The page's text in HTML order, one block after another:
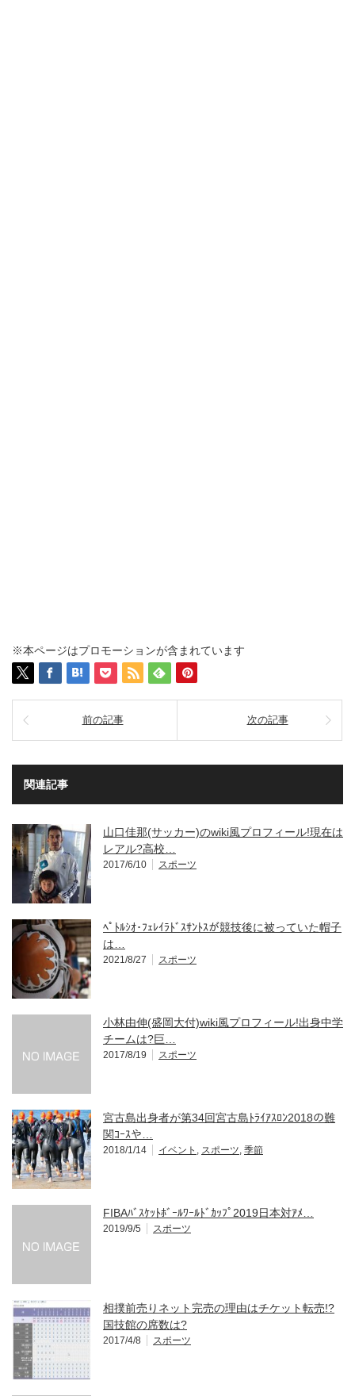
※本ページはプロモーションが含まれています
前の記事 次の記事
関連記事
山口佳那(サッカー)のwiki風プロフィール!現在は
レアル?高校…
2017/6/10 スポーツ
ﾍﾟﾄﾙｼｵ･ﾌｪﾚｲﾗﾄﾞｽｻﾝﾄｽが競技後に被っていた帽子
は…
2021/8/27 スポーツ
小林由伸(盛岡大付)wiki風プロフィール!出身中学
チームは?巨…
2017/8/19 スポーツ
宮古島出身者が第34回宮古島ﾄﾗｲｱｽﾛﾝ2018の難
関ｺｰｽや…
2018/1/14 イベント , スポーツ, 季節
FIBAﾊﾞｽｹｯﾄﾎﾞｰﾙﾜｰﾙﾄﾞｶｯﾌﾟ2019日本対ｱﾒ…
2019/9/5 スポーツ
相撲前売りネット完売の理由はチケット転売!?
国技館の席数は?
2017/4/8 スポーツ